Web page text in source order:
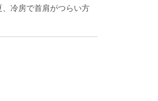
、冷房で首肩がつらい方